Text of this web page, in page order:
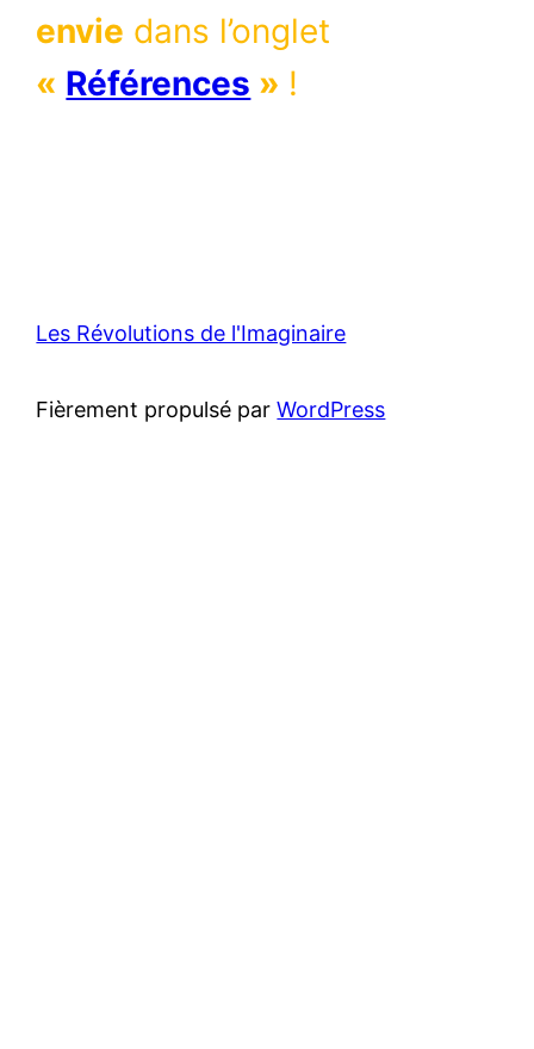
envie dans l’onglet
« Références » !
Les Révolutions de l'Imaginaire
Fièrement propulsé parWordPress